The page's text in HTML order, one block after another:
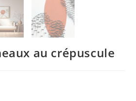
au crépuscule